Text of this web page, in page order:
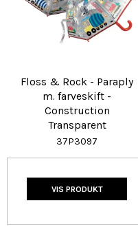
Floss & Rock - Paraply
m. farveskift -
Construction
Transparent
37P3097
VIS PRODUKT